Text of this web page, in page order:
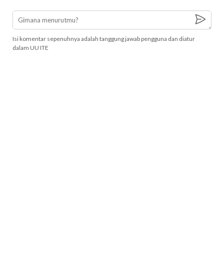
Isi komentar sepenuhnya adalah tanggung jawab pengguna dan diatur
dalam UU ITE